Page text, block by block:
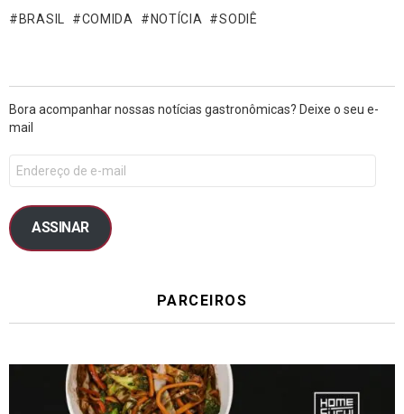
BRASIL COMIDA NOTÍCIA SODIÊ
Bora acompanhar nossas notícias gastronômicas? Deixe o seu e-
mail
ASSINAR
PARCEIROS